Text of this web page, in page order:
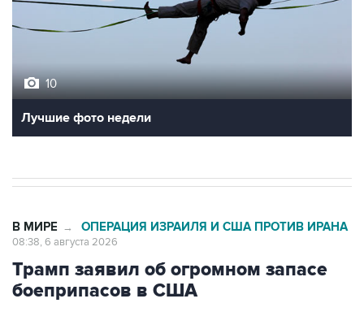
10
Лучшие фото недели
В МИРЕ → ОПЕРАЦИЯ ИЗРАИЛЯ И США ПРОТИВ ИРАНА
08:38, 6 августа 2026
Трамп заявил об огромном запасе
боеприпасов в США